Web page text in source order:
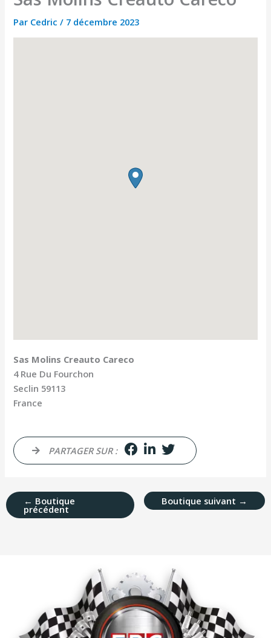
Par Cedric/ 7 décembre 2023
Sas Molins Creauto Careco
4 Rue Du Fourchon
Seclin 59113
France
PARTAGER SUR :
← Boutique
précédent
Boutique suivant →